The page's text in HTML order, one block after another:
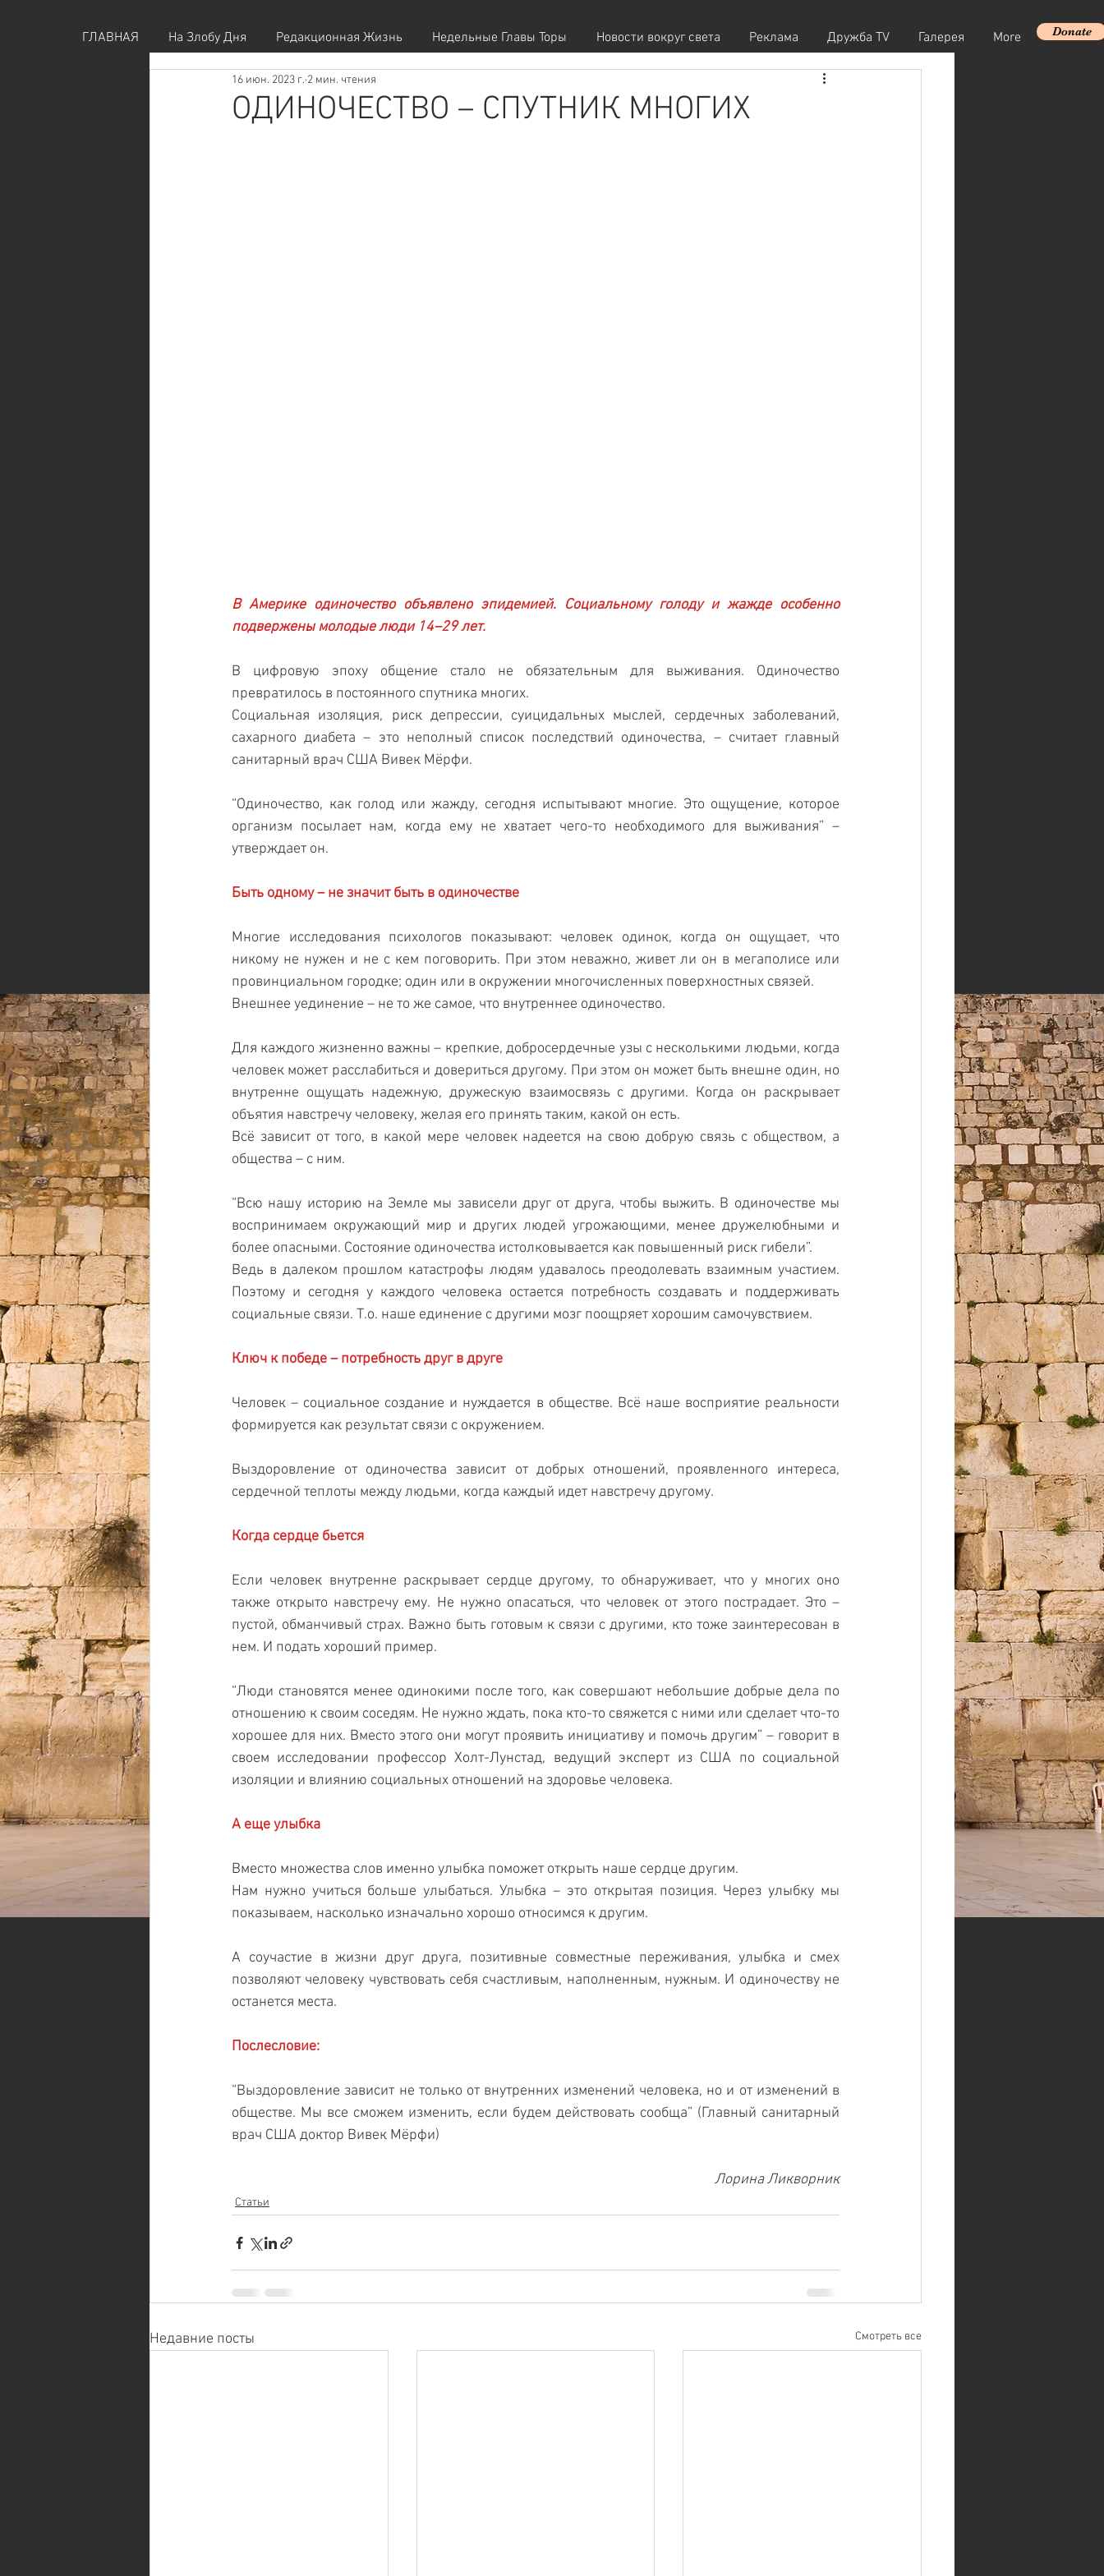
ГЛАВНАЯ На Злобу Дня Редакционная Жизнь Недельные Главы Торы Новости вокруг света Реклама Дружба TV Галерея More Donate
ОДИНОЧЕСТВО – СПУТНИК МНОГИХ
16 июн. 2023 г. 2 мин. чтения
В Америке одиночество объявлено эпидемией. Социальному голоду и жажде особенно
подвержены молодые люди 14–29 лет.
В цифровую эпоху общение стало не обязательным для выживания. Одиночество
превратилось в постоянного спутника многих.
Социальная изоляция, риск депрессии, суицидальных мыслей, сердечных заболеваний,
сахарного диабета – это неполный список последствий одиночества, – считает главный
санитарный врач США Вивек Мёрфи.
“Одиночество, как голод или жажду, сегодня испытывают многие. Это ощущение, которое
организм посылает нам, когда ему не хватает чего-то необходимого для выживания” –
утверждает он.
Быть одному – не значит быть в одиночестве
Многие исследования психологов показывают: человек одинок, когда он ощущает, что
никому не нужен и не с кем поговорить. При этом неважно, живет ли он в мегаполисе или
провинциальном городке; один или в окружении многочисленных поверхностных связей.
Внешнее уединение – не то же самое, что внутреннее одиночество.
Для каждого жизненно важны – крепкие, добросердечные узы с несколькими людьми, когда
человек может расслабиться и довериться другому. При этом он может быть внешне один, но
внутренне ощущать надежную, дружескую взаимосвязь с другими. Когда он раскрывает
объятия навстречу человеку, желая его принять таким, какой он есть.
Всё зависит от того, в какой мере человек надеется на свою добрую связь с обществом, а
общества – с ним.
“Всю нашу историю на Земле мы зависели друг от друга, чтобы выжить. В одиночестве мы
воспринимаем окружающий мир и других людей угрожающими, менее дружелюбными и
более опасными. Состояние одиночества истолковывается как повышенный риск гибели”.
Ведь в далеком прошлом катастрофы людям удавалось преодолевать взаимным участием.
Поэтому и сегодня у каждого человека остается потребность создавать и поддерживать
социальные связи. Т.о. наше единение с другими мозг поощряет хорошим самочувствием.
Ключ к победе – потребность друг в друге
Человек – социальное создание и нуждается в обществе. Всё наше восприятие реальности
формируется как результат связи с окружением.
Выздоровление от одиночества зависит от добрых отношений, проявленного интереса,
сердечной теплоты между людьми, когда каждый идет навстречу другому.
Когда сердце бьется
Если человек внутренне раскрывает сердце другому, то обнаруживает, что у многих оно
также открыто навстречу ему. Не нужно опасаться, что человек от этого пострадает. Это –
пустой, обманчивый страх. Важно быть готовым к связи с другими, кто тоже заинтересован в
нем. И подать хороший пример.
“Люди становятся менее одинокими после того, как совершают небольшие добрые дела по
отношению к своим соседям. Не нужно ждать, пока кто-то свяжется с ними или сделает что-то
хорошее для них. Вместо этого они могут проявить инициативу и помочь другим” – говорит в
своем исследовании профессор Холт-Лунстад, ведущий эксперт из США по социальной
изоляции и влиянию социальных отношений на здоровье человека.
А еще улыбка
Вместо множества слов именно улыбка поможет открыть наше сердце другим.
Нам нужно учиться больше улыбаться. Улыбка – это открытая позиция. Через улыбку мы
показываем, насколько изначально хорошо относимся к другим.
А соучастие в жизни друг друга, позитивные совместные переживания, улыбка и смех
позволяют человеку чувствовать себя счастливым, наполненным, нужным. И одиночеству не
останется места.
Послесловие:
“Выздоровление зависит не только от внутренних изменений человека, но и от изменений в
обществе. Мы все сможем изменить, если будем действовать сообща” (Главный санитарный
врач США доктор Вивек Мёрфи)
Лорина Ликворник
Статьи
Недавние посты Смотреть все